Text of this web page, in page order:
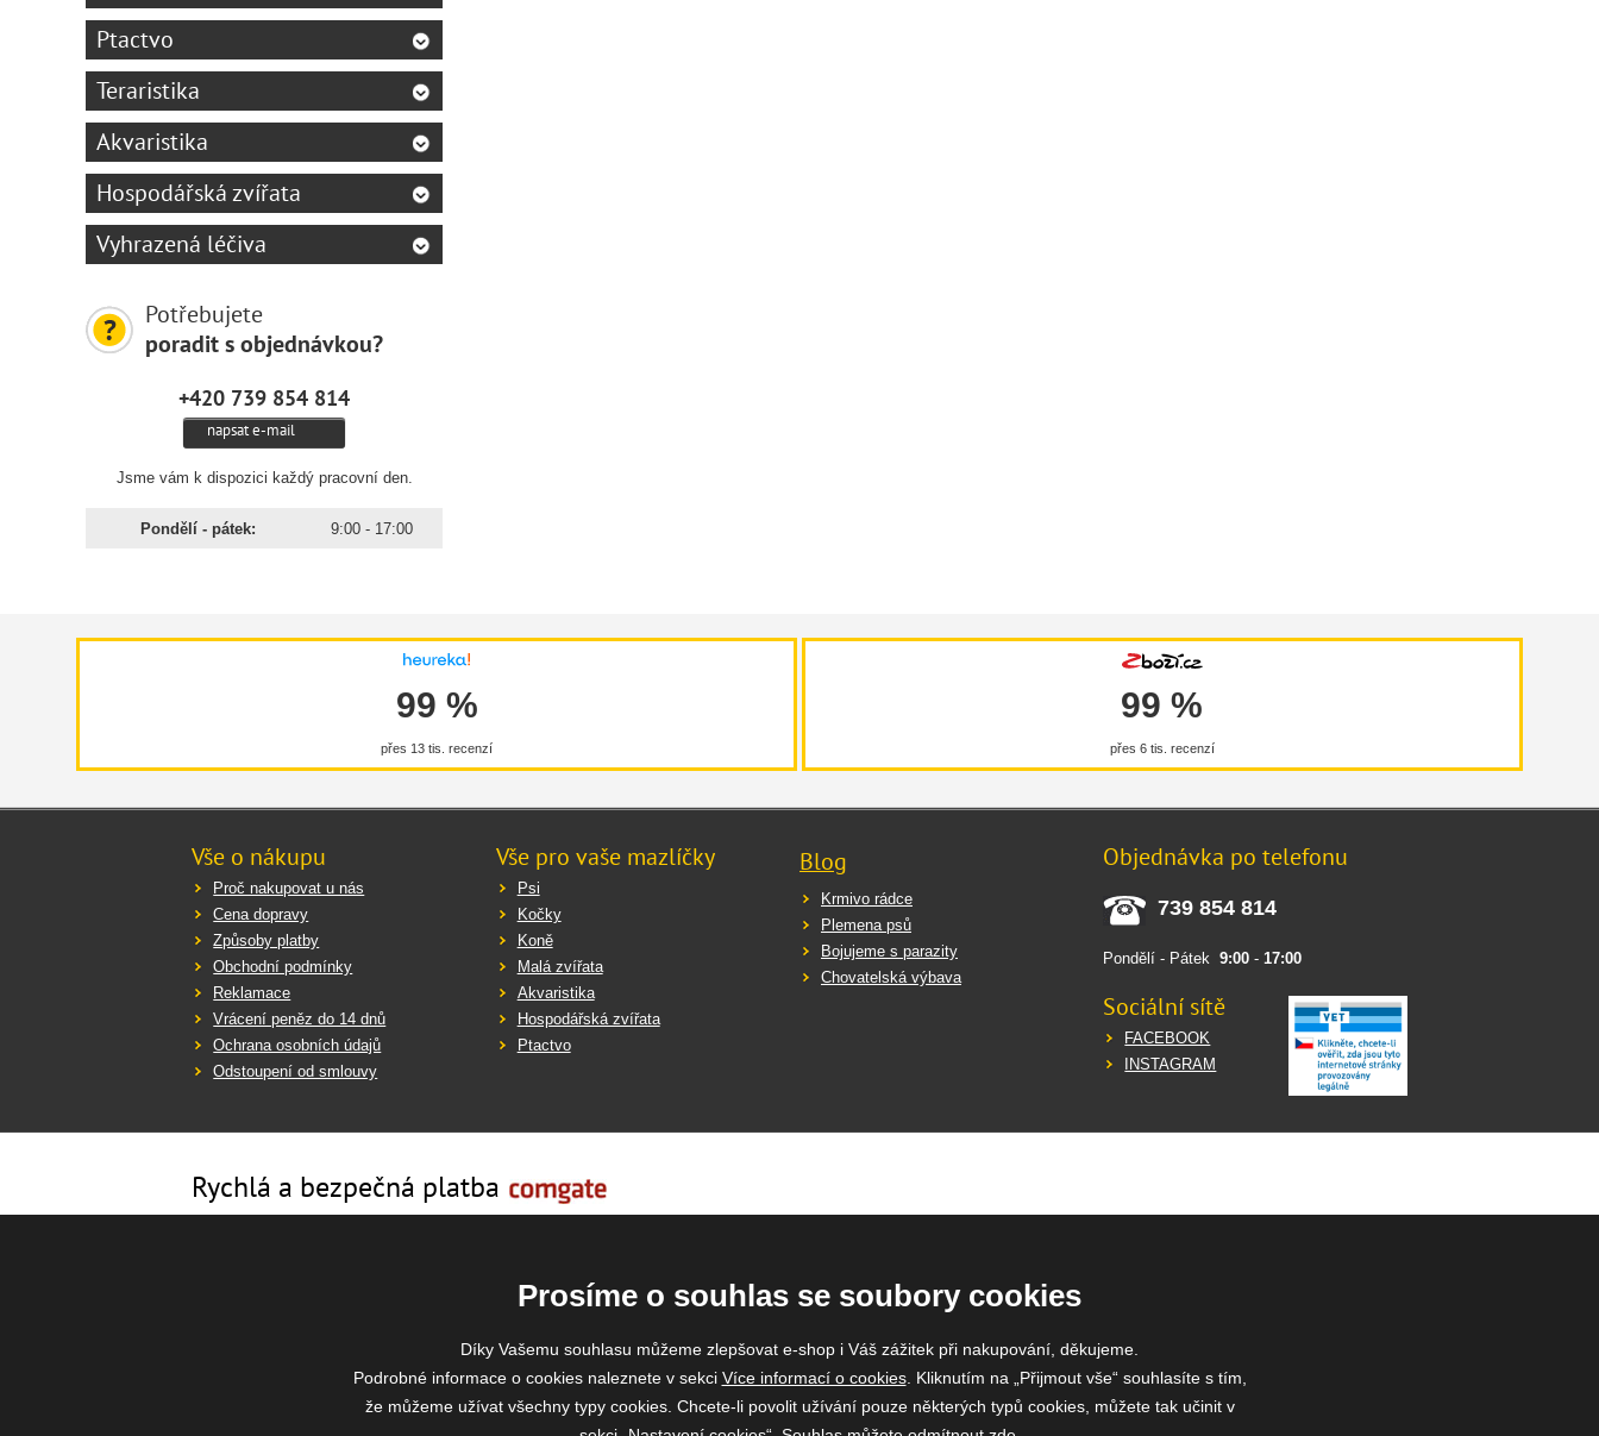
Ptactvo
Teraristika
Akvaristika
Hospodářská zvířata
Vyhrazená léčiva
Potřebujete
poradit s objednávkou?
+420 739 854 814
napsat e-mail
Jsme vám k dispozici každý pracovní den.
Pondělí - pátek: 9:00 - 17:00
99 %
přes 13 tis. recenzí
99 %
přes 6 tis. recenzí
Vše o nákupu
Proč nakupovat u nás
Cena dopravy
Způsoby platby
Obchodní podmínky
Reklamace
Vrácení peněz do 14 dnů
Ochrana osobních údajů
Odstoupení od smlouvy
Vše pro vaše mazlíčky
Psi
Kočky
Koně
Malá zvířata
Akvaristika
Hospodářská zvířata
Ptactvo
Blog
Krmivo rádce
Plemena psů
Bojujeme s parazity
Chovatelská výbava
Objednávka po telefonu
739 854 814
Pondělí - Pátek9:00 -17:00
Sociální sítě
FACEBOOK
INSTAGRAM
Rychlá a bezpečná platba
Prosíme o souhlas se soubory cookies
Díky Vašemu souhlasu můžeme zlepšovat e-shop i Váš zážitek při nakupování, děkujeme.
Podrobné informace o cookies naleznete v sekci Více informací o cookies. Kliknutím na „Přijmout vše“ souhlasíte s tím,
že můžeme užívat všechny typy cookies. Chcete-li povolit užívání pouze některých typů cookies, můžete tak učinit v